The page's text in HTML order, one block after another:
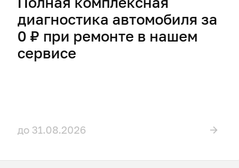
диагностика автомобиля за
0 ₽ при ремонте в нашем
сервисе
до 31.08.2026